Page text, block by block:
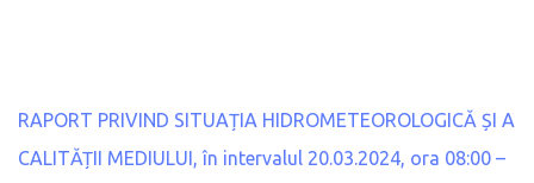
RAPORT PRIVIND SITUAȚIA HIDROMETEOROLOGICĂ ȘI A
CALITĂȚII MEDIULUI, în intervalul 20.03.2024, ora 08:00 –